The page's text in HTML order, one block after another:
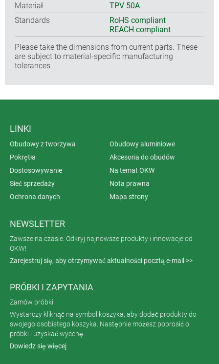
Materiał
TPV 50A
Standards
RoHS compliant
REACH compliant
Please take the dimensions from current parts. These
are subject to material-specific manufacturing
tolerances.
LINKI
Obudowy z tworzywa
Obudowy aluminiowe
Pokrętła
Akcesoria do obudów
Dostosowywanie
Na temat OKW
Sieć sprzedaży
Nota prawna
Ochrona danych
Mapa strony
NEWSLETTER
Zawsze na czasie. Odkryj najnowsze produkty i innowacje od
OKW!
Zarejestruj się, aby otrzymywać aktualności pocztą e-mail >>
PRÓBKI I ZAPYTANIA
Zamów próbki
Wystarczy kliknąć na symbol koszyka, aby dodać produkty do
swojego osobistego koszyka. Następnie możesz poprosić o
próbki i uzyskać wycenę.
Dowiedz się więcej